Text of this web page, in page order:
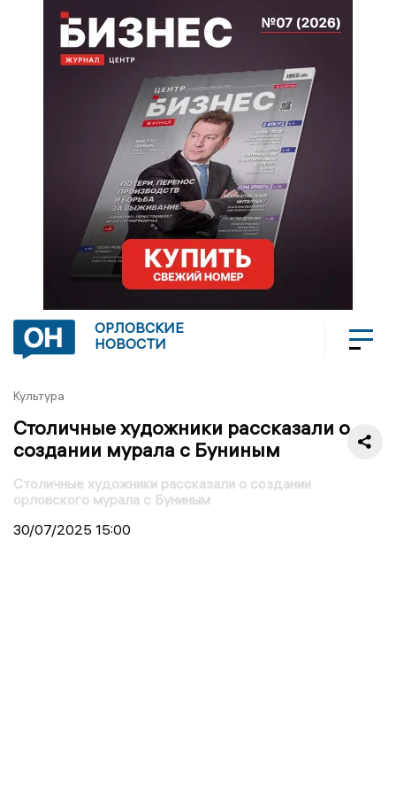
ОРЛОВСКИЕ
НОВОСТИ
Культура
Столичные художники рассказали о
создании мурала с Буниным
Столичные художники рассказали о создании
орловского мурала с Буниным
30/07/2025 15:00